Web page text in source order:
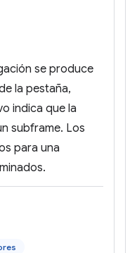
se produce
la pestaña,
indica que la
subframe. Los
para una